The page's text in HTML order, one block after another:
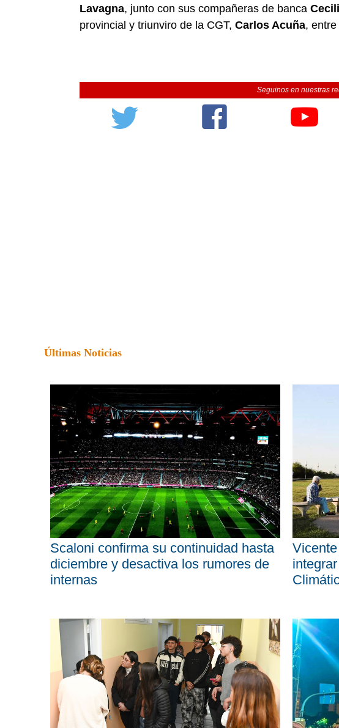
Lavagna, junto con sus compañeras de banca
provincial y triunviro de la CGT, Carlos Acuña,
Seguinos en nuestras
Últimas Noticias
Scaloni confirma su continuidad hasta
diciembre y desactiva los rumores de
internas